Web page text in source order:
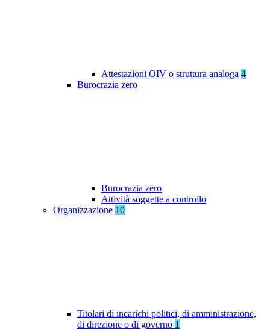
Attestazioni OIV o struttura analoga 4
Burocrazia zero
Burocrazia zero
Attività soggette a controllo
Organizzazione 10
Titolari di incarichi politici, di amministrazione,
di direzione o di governo 1